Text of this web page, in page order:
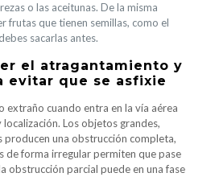
o las aceitunas. De la misma
frutas que tienen semillas, como el
sacarlas antes.
el atragantamiento y
evitar que se asfixie
extraño cuando entra en la vía aérea
Los objetos grandes,
una obstrucción completa,
de forma irregular permiten que pase
obstrucción parcial puede en una fase